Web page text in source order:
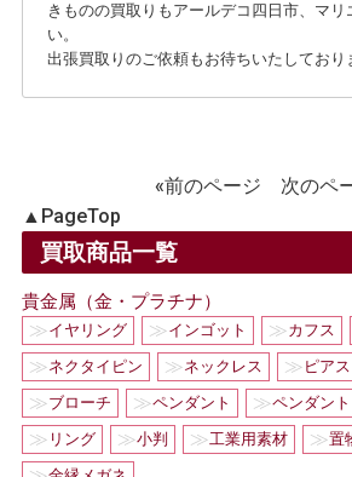
きものの買取りもアールデコ四日市、マリ
い。
出張買取りのご依頼もお待ちいたしており
«前のページ
次のペ
▲ PageTop
買取商品一覧
貴金属（金・プラチナ）
≫イヤリング ≫インゴット ≫カフス
≫ネクタイピン ≫ネックレス ≫ ピアス
≫ブローチ ≫ペンダント ≫ペンダン
≫ リング ≫小判 ≫工業用素材 ≫置